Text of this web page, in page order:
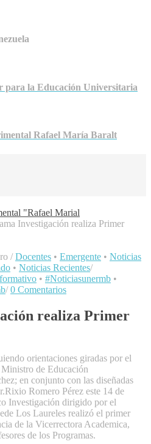
para la Educación Universitaria
Rafael María Baralt
"Rafael Marial
Investigación realiza Primer
/ Docentes • Emergente • Noticias
• Noticias Recientes/
• #Noticiasunermb •
/ 0 Comentarios
realiza Primer
orientaciones giradas por el
de Educación
en conjunto con las diseñadas
Romero Pérez este 14 de
Investigación dirigido por el
Los Laureles realizó el primer
de la Vicerrectora Academica,
de los Programas.